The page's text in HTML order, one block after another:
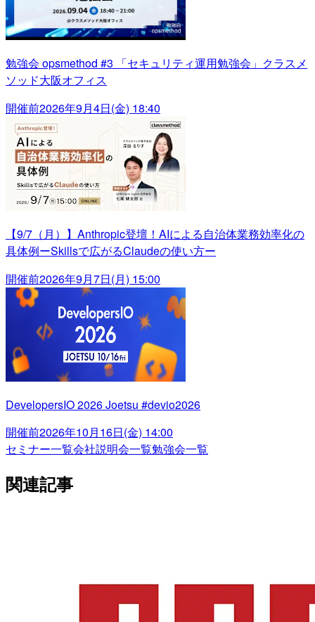
勉強会 opsmethod #3 「セキュリティ運用勉強会」クラスメ
ソッド大阪オフィス
開催前2026年9月4日(金) 18:40
【9/7（月）】Anthropic登壇！AIによる自治体業務効率化の
具体例ーSkillsで広がるClaudeの使い方ー
開催前2026年9月7日(月) 15:00
DevelopersIO 2026 Joetsu #devio2026
開催前2026年10月16日(金) 14:00
セミナー一覧会社説明会一覧勉強会一覧
関連記事